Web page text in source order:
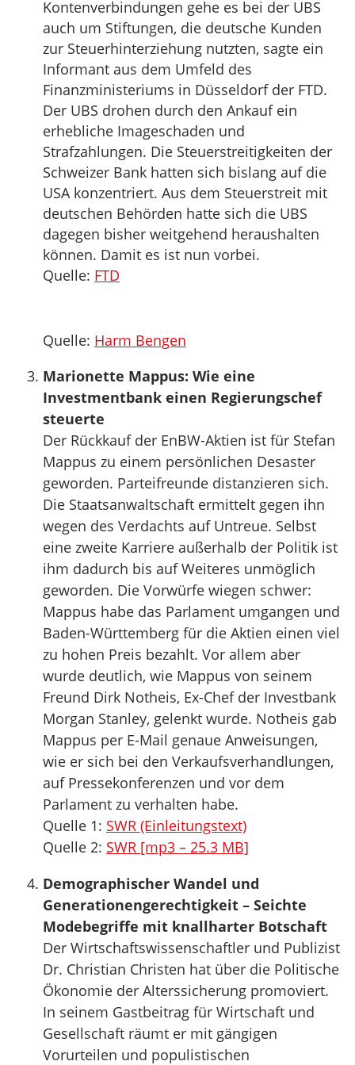
Kontenverbindungen gehe es bei der UBS
auch um Stiftungen, die deutsche Kunden
zur Steuerhinterziehung nutzten, sagte ein
Informant aus dem Umfeld des
Finanzministeriums in Düsseldorf der FTD.
Der UBS drohen durch den Ankauf ein
erhebliche Imageschaden und
Strafzahlungen. Die Steuerstreitigkeiten der
Schweizer Bank hatten sich bislang auf die
USA konzentriert. Aus dem Steuerstreit mit
deutschen Behörden hatte sich die UBS
dagegen bisher weitgehend heraushalten
können. Damit es ist nun vorbei.
Quelle: FTD
Quelle: Harm Bengen
Marionette Mappus: Wie eine
Investmentbank einen Regierungschef
steuerte
Der Rückkauf der EnBW-Aktien ist für Stefan
Mappus zu einem persönlichen Desaster
geworden. Parteifreunde distanzieren sich.
Die Staatsanwaltschaft ermittelt gegen ihn
wegen des Verdachts auf Untreue. Selbst
eine zweite Karriere außerhalb der Politik ist
ihm dadurch bis auf Weiteres unmöglich
geworden. Die Vorwürfe wiegen schwer:
Mappus habe das Parlament umgangen und
Baden-Württemberg für die Aktien einen viel
zu hohen Preis bezahlt. Vor allem aber
wurde deutlich, wie Mappus von seinem
Freund Dirk Notheis, Ex-Chef der Investbank
Morgan Stanley, gelenkt wurde. Notheis gab
Mappus per E-Mail genaue Anweisungen,
wie er sich bei den Verkaufsverhandlungen,
auf Pressekonferenzen und vor dem
Parlament zu verhalten habe.
Quelle 1: SWR (Einleitungstext)
Quelle 2: SWR [mp3 – 25.3 MB]
Demographischer Wandel und
Generationengerechtigkeit – Seichte
Modebegriffe mit knallharter Botschaft
Der Wirtschaftswissenschaftler und Publizist
Dr. Christian Christen hat über die Politische
Ökonomie der Alterssicherung promoviert.
In seinem Gastbeitrag für Wirtschaft und
Gesellschaft räumt er mit gängigen
Vorurteilen und populistischen